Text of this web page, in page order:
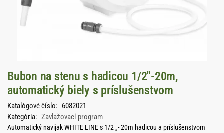
Bubon na stenu s hadicou 1/2″-20m,
automatický biely s príslušenstvom
Katalógové číslo: 6082021
Kategória: Zavlažovací program
Automatický navijak WHITE LINE s 1/2 „- 20m hadicou a príslušenstvom